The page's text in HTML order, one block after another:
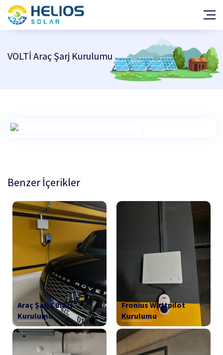
Araç Şarj İstasyonu Projeleri
Hakkımızda
Yatırım Fayda/Maliyet Hesabı
VOLTİ Araç Şarj Kurulumu
Benzer İçerikler
Araç Şarj Cihazı
Kurulumu
Fronius Wattpilot
Kurulumu